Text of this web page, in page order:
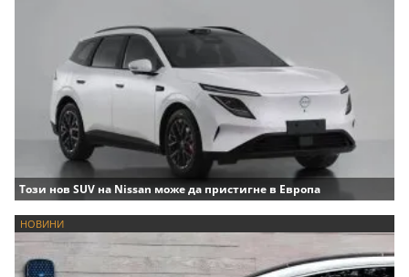
Този нов SUV на Nissan може да пристигне в Европа
НОВИНИ